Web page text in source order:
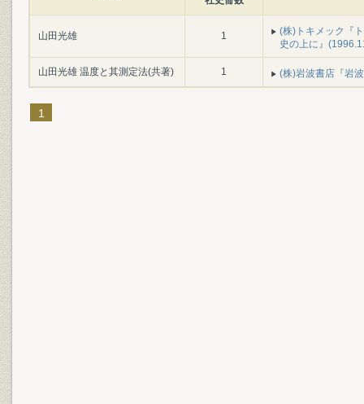
山田光雄 1
(株)トキメック『
史の上に』
山田光雄 温度と其測定法(共著) 1 (株)岩波書店『岩
1